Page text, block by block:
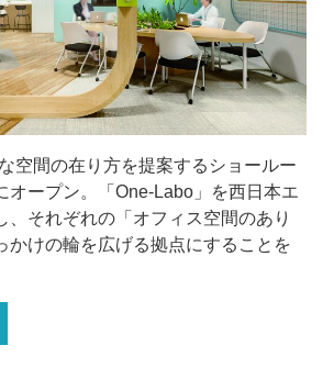
空間の在り方を提案するショールー
オープン。「One-Labo」を西日本エ
、それぞれの「オフィス空間のあり
かけの輪を広げる拠点にすることを